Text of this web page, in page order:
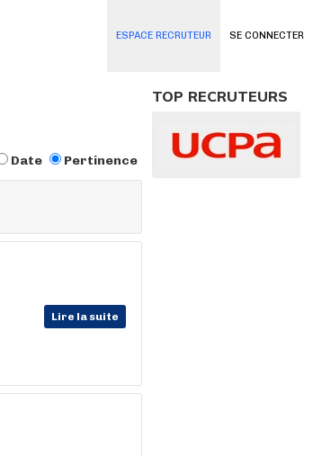
SE CONNECTER
ESPACE RECRUTEUR
Date Pertinence
Lire la suite
TOP RECRUTEURS